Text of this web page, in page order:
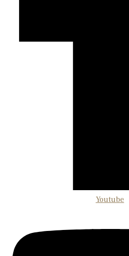
Youtube